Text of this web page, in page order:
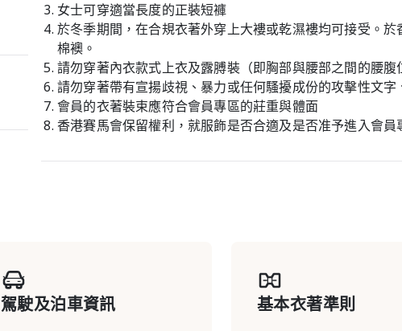
女士可穿適當長度的正裝短褲
於冬季期間，在合規衣著外穿上大褸或乾濕褸均可接受。
棉襖。
請勿穿著內衣款式上衣及露膊裝（即胸部與腰部之間的腰
請勿穿著帶有宣揚歧視、暴力或任何騷擾成份的攻擊性文
會員的衣著裝束應符合會員專區的莊重與體面
香港賽馬會保留權利，就服飾是否合適及是否准予進入會員
駕駛及泊車資訊 基本衣著準則